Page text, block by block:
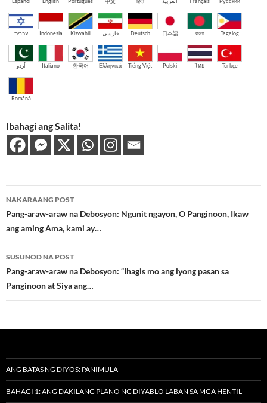
עברית Indonesia Kiswahili فارسی Deutsch 日本語 বাংলা Tagalog
اُردو Italiano 한국어 Ελληνικά Tiếng Việt Polski ไทย Türkçe
Română
Ibahagi ang Salita!
Post
navigation
NAKARAANG POST
Pang-araw-araw na Debosyon: Ngunit ngayon, O Panginoon, Ikaw
ang aming Ama, kami ay…
SUSUNOD NA POST
Pang-araw-araw na Debosyon: “Ihagis mo ang iyong pasan sa
Panginoon at Siya ang…
ANG BATAS NG DIYOS: PANIMULA
BAHAGI 1: ANG DAKILANG PLANO NG DIYABLO LABAN SA MGA HENTIL